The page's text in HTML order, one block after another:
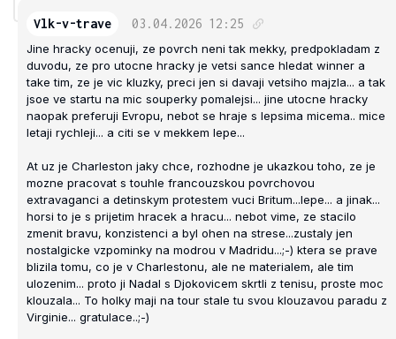
Vlk-v-trave 03.04.2026 12:25
Jine hracky ocenuji, ze povrch neni tak mekky, predpokladam z
duvodu, ze pro utocne hracky je vetsi sance hledat winner a
take tim, ze je vic kluzky, preci jen si davaji vetsiho majzla... a tak
jsoe ve startu na mic souperky pomalejsi... jine utocne hracky
naopak preferuji Evropu, nebot se hraje s lepsima micema.. mice
letaji rychleji... a citi se v mekkem lepe...
At uz je Charleston jaky chce, rozhodne je ukazkou toho, ze je
mozne pracovat s touhle francouzskou povrchovou
extravaganci a detinskym protestem vuci Britum...lepe... a jinak...
horsi to je s prijetim hracek a hracu... nebot vime, ze stacilo
zmenit bravu, konzistenci a byl ohen na strese...zustaly jen
nostalgicke vzpominky na modrou v Madridu...;-) ktera se prave
blizila tomu, co je v Charlestonu, ale ne materialem, ale tim
ulozenim... proto ji Nadal s Djokovicem skrtli z tenisu, proste moc
klouzala... To holky maji na tour stale tu svou klouzavou paradu z
Virginie... gratulace..;-)